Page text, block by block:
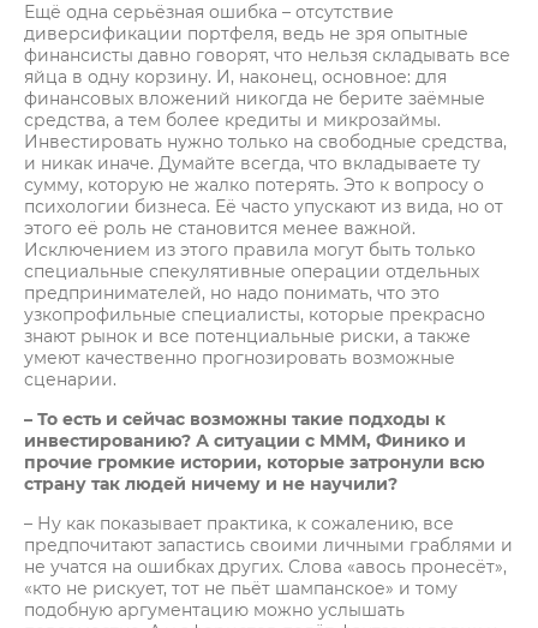
Ещё одна серьёзная ошибка – отсутствие
диверсификации портфеля, ведь не зря опытные
финансисты давно говорят, что нельзя складывать все
яйца в одну корзину. И, наконец, основное: для
финансовых вложений никогда не берите заёмные
средства, а тем более кредиты и микрозаймы.
Инвестировать нужно только на свободные средства,
и никак иначе. Думайте всегда, что вкладываете ту
сумму, которую не жалко потерять. Это к вопросу о
психологии бизнеса. Её часто упускают из вида, но от
этого её роль не становится менее важной.
Исключением из этого правила могут быть только
специальные спекулятивные операции отдельных
предпринимателей, но надо понимать, что это
узкопрофильные специалисты, которые прекрасно
знают рынок и все потенциальные риски, а также
умеют качественно прогнозировать возможные
сценарии.
– То есть и сейчас возможны такие подходы к
инвестированию? А ситуации с МММ, Финико и
прочие громкие истории, которые затронули всю
страну так людей ничему и не научили?
– Ну как показывает практика, к сожалению, все
предпочитают запастись своими личными граблями и
не учатся на ошибках других. Слова «авось пронесёт»,
«кто не рискует, тот не пьёт шампанское» и тому
подобную аргументацию можно услышать